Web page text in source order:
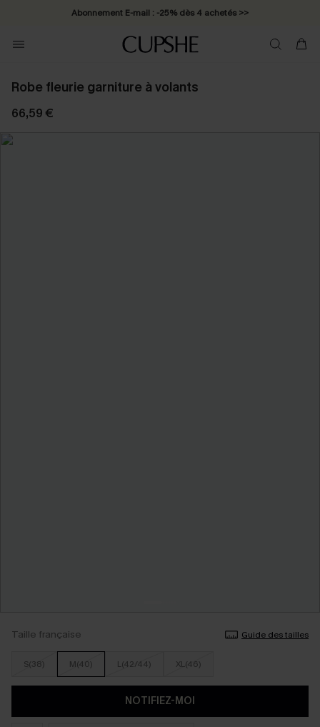
Abonnement E-mail : -25% dès 4 achetés >>
Robe fleurie garniture à volants
66,59 €
Taille française Guide des tailles
S(38) M(40) L(42/44) XL(46)
NOTIFIEZ-MOI